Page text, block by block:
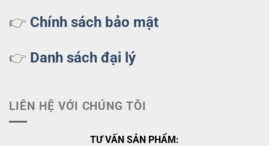
👉 Chính sách bảo mật
👉 Danh sách đại lý
LIÊN HỆ VỚI CHÚNG TÔI
TƯ VẤN SẢN PHẨM: